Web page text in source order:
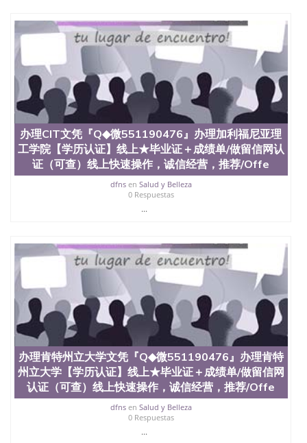
证认证、留服认证、使馆认证、使馆证明、使馆留学
回国人员证明、留学生认证、学历认证、文凭认证学
位认证、留学生学历认证、留学生学位认证、英国文
凭学历、美国文凭学历、澳洲文凭学历、加拿大文凭
学历、新西兰学历认证等q:551190476 微信：
551190476 圣何塞州立大学毕业证（San Jose State
University）圣何塞州立大学毕业证（San Jose State
University）圣何塞州立大学毕业证（San Jose State
University）圣何塞州立大学成绩单（San Jose State
University）圣何塞州立大学成绩单（ San Jose State
University）圣何塞州立大学成绩单（San Jose State
University）成绩单圣何塞州立大学文凭（San Jose
State University）圣何塞州立大学（San Jose State
University）圣何塞州立大学（San Jose State
University）圣何塞州立大学（ San Jose State
University）圣何塞州立大学（San Jose State
University）圣何塞州立大学文凭（San Jose State
University）文凭圣何塞州立大学文凭（San Jose
State University）圣何塞州立大学学历（ San Jose
State University）圣何塞州立大学学历（San Jose
State University）圣何塞州立大学学历（San Jose
State University）圣 塞州立大学学历（San Jose
State University）圣何塞州立大学（San Jose State
University）圣何塞州立大学（San Jose State
University）圣何塞州立大学（San Jose State
University）圣何塞州立大学（San Jose State
University）圣何塞州立大学学位证（San Jose State
University）圣何塞州立大学学位证（San Jose State
University）圣何塞州立大学学位证（San Jose State
University）圣何塞州立大学（San Jose State
University）圣何塞州立大学（San Jose State
University）圣何塞州立大学（San Jose State
办理CIT文凭『Q◆微551190476』办理加利福尼亚理
工学院【学历认证】线上★毕业证＋成绩单/做留信网认
证（可查）线上快速操作，诚信经营，推荐/Offe
dfnsen Salud y Belleza
0 Respuestas
...
办理肯特州立大学文凭『Q◆微551190476』办理肯特
州立大学【学历认证】线上★毕业证＋成绩单/做留信网
认证（可查）线上快速操作，诚信经营，推荐/Offe
dfnsen Salud y Belleza
0 Respuestas
...